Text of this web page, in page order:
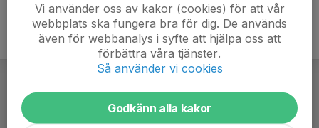
Vi använder oss av kakor (cookies) för att vår
webbplats ska fungera bra för dig. De används
även för webbanalys i syfte att hjälpa oss att
förbättra våra tjänster.
Så använder vi cookies
Godkänn alla kakor